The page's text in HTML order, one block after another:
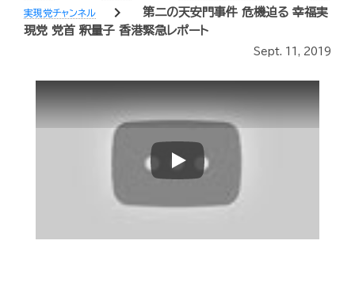
実現党チャンネル
chevron_right
第二の天安門事件 危機迫る 幸福実
現党 党首 釈量子 香港緊急レポート
Sept. 11, 2019
Play